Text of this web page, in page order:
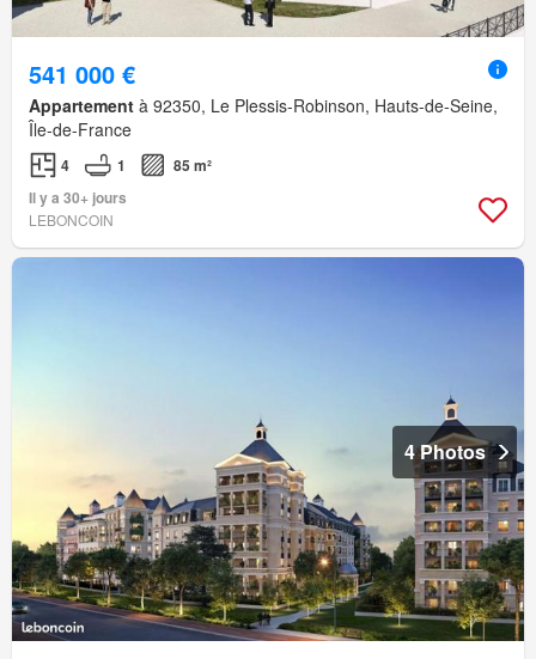
541 000 €
Appartement à 92350, Le Plessis-Robinson, Hauts-de-Seine,
Île-de-France
4 1
85 m²
Il y a 30+ jours
LEBONCOIN
4 Photos